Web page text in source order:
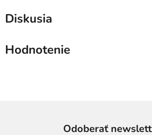
Diskusia
Hodnotenie
Odoberať